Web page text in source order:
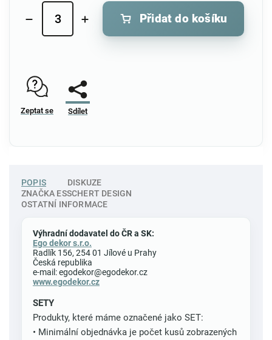
Přidat do košíku
Zeptat se Sdílet
POPIS
DISKUZE
ZNAČKA ESSCHERT DESIGN
OSTATNÍ INFORMACE
Výhradní dodavatel do ČR a SK:
Ego dekor s.r.o.
Radlík 156, 254 01 Jílové u Prahy
Česká republika
e-mail: egodekor@egodekor.cz
www.egodekor.cz
SETY
Produkty, které máme označené jako SET:
• Minimální objednávka je počet kusů zobrazených